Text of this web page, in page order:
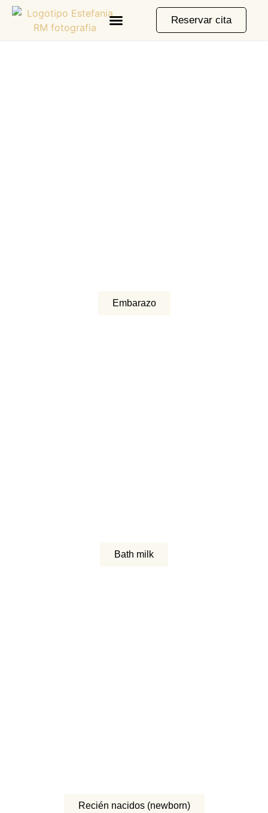
Reservar cita
Embarazo
Bath milk
Recién nacidos (newborn)